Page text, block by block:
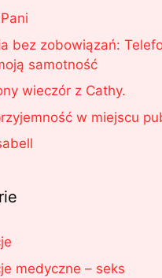
bez zobowiązań:
samotność
wieczór z Cathy.
w miejscu
medyczne – seks